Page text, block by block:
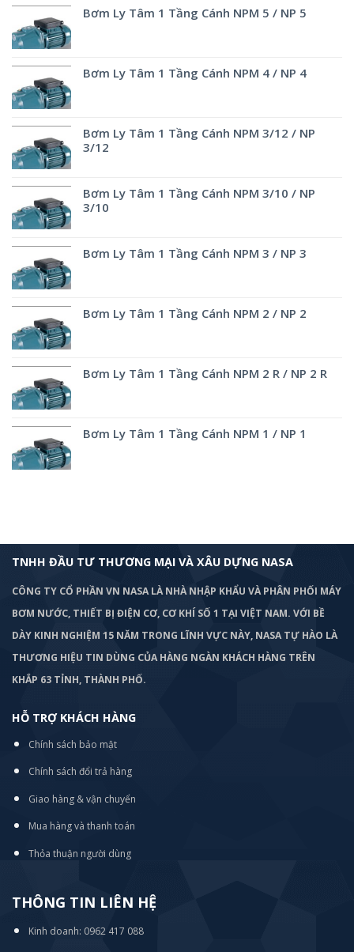
Bơm Ly Tâm 1 Tầng Cánh NPM 5 / NP 5
Bơm Ly Tâm 1 Tầng Cánh NPM 4 / NP 4
Bơm Ly Tâm 1 Tầng Cánh NPM 3/12 / NP
3/12
Bơm Ly Tâm 1 Tầng Cánh NPM 3/10 / NP
3/10
Bơm Ly Tâm 1 Tầng Cánh NPM 3 / NP 3
Bơm Ly Tâm 1 Tầng Cánh NPM 2 / NP 2
Bơm Ly Tâm 1 Tầng Cánh NPM 2 R / NP 2 R
Bơm Ly Tâm 1 Tầng Cánh NPM 1 / NP 1
TNHH ĐẦU TƯ THƯƠNG MẠI VÀ XÂU DỰNG NASA
CÔNG TY CỔ PHẦN VN NASA LÀ NHÀ NHẬP KHẨU VÀ PHÂN PHỐI MÁY
BƠM NƯỚC, THIẾT BỊ ĐIỆN CƠ, CƠ KHÍ SỐ 1 TẠI VIỆT NAM. VỚI BỀ
DÀY KINH NGHIỆM 15 NĂM TRONG LĨNH VỰC NÀY, NASA TỰ HÀO LÀ
THƯƠNG HIỆU TIN DÙNG CỦA HÀNG NGÀN KHÁCH HÀNG TRÊN
KHẮP 63 TỈNH, THÀNH PHỐ.
HỖ TRỢ KHÁCH HÀNG
Chính sách bảo mật
Chính sách đổi trả hàng
Giao hàng & vận chuyển
Mua hàng và thanh toán
Thỏa thuận người dùng
THÔNG TIN LIÊN HỆ
Kinh doanh: 0962 417 088